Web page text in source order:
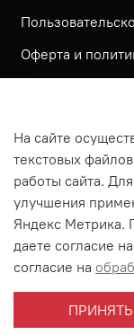
Оферта и
Согласие
персональных
На сайте
МЕТРИКА
На сайте
Согласие на
На сайте
текстовых
работы сайта.
улучшения
Яндекс Метрика.
даете согласие
согласие на
ПРИНЯТЬ